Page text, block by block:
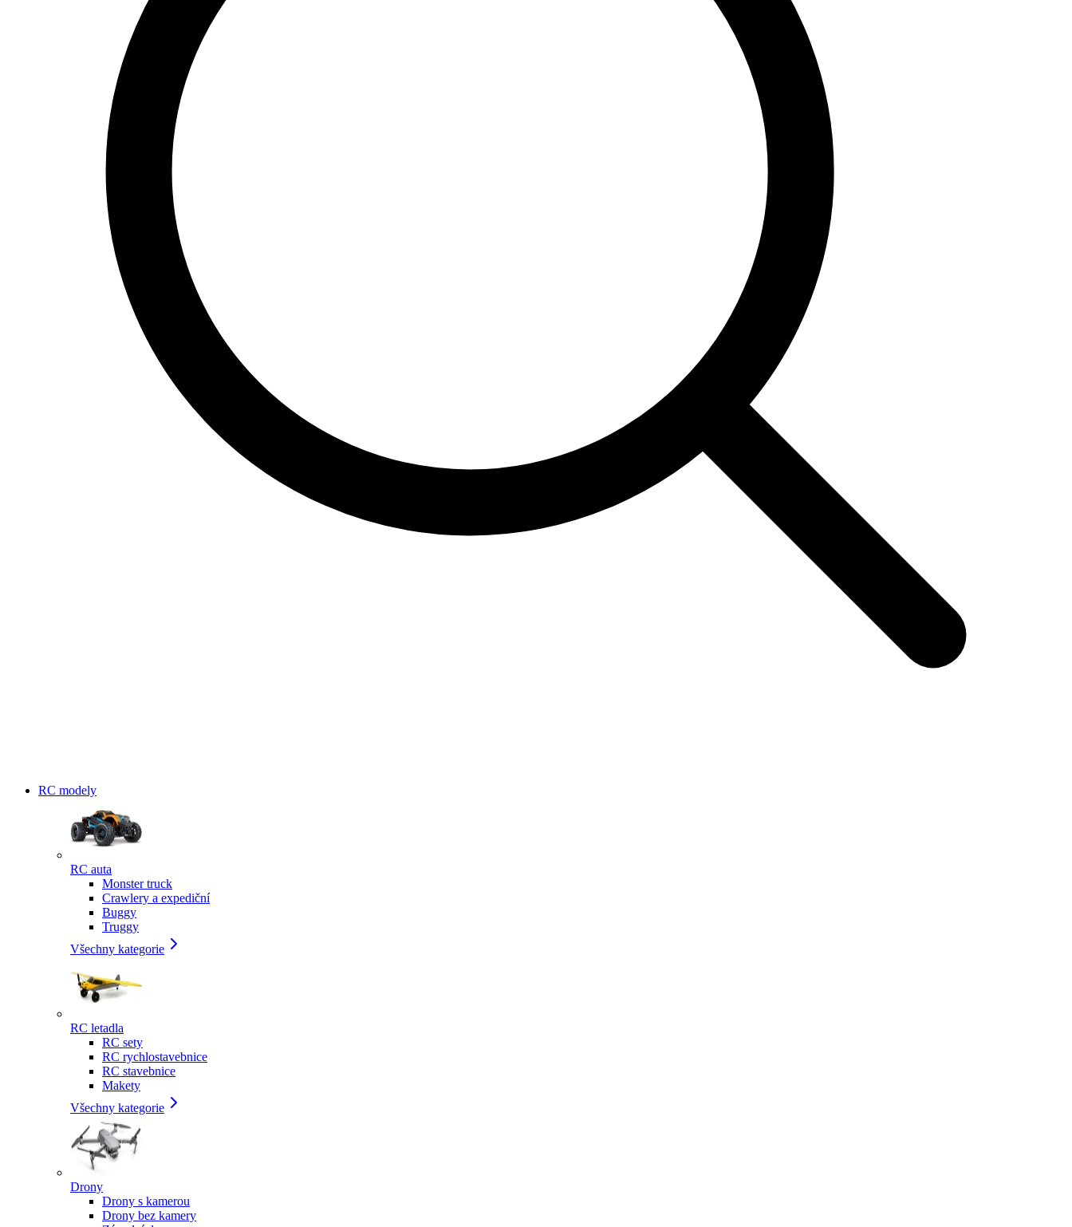
RC modely
RC auta
Monster truck
Crawlery a expediční
Buggy
Truggy
Všechny kategorie
RC letadla
RC sety
RC rychlostavebnice
RC stavebnice
Makety
Všechny kategorie
Drony
Drony s kamerou
Drony bez kamery